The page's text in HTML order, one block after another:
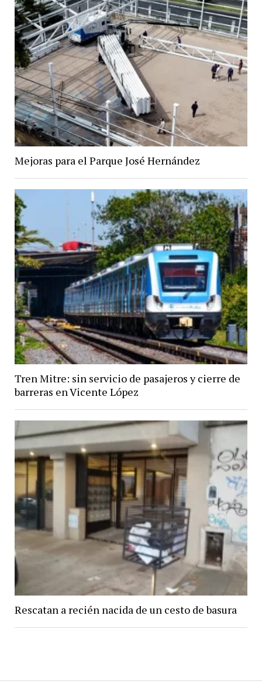
Mejoras para el Parque José Hernández
Tren Mitre: sin servicio de pasajeros y cierre de
barreras en Vicente López
Rescatan a recién nacida de un cesto de basura